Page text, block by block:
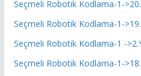
Seçmeli Robotik Kodlama-1-
Seçmeli Robotik Kodlama-1-
Seçmeli Robotik Kodlama-1 -
Seçmeli Robotik Kodlama-1-